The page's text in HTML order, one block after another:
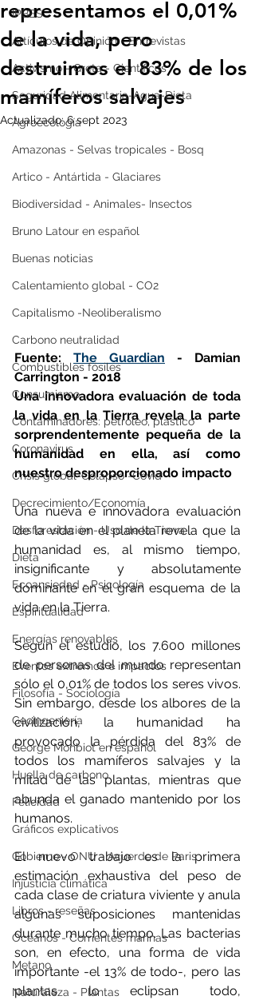
IPBES
Artículos de Opinión - Entrevistas
Activismo - Greta - Científicos
Seguridad Alimentaria-Agua-Dieta
Agroecología
Amazonas - Selvas tropicales - Bosq
Artico - Antártida - Glaciares
Biodiversidad - Animales- Insectos
Bruno Latour en español
Buenas noticias
Calentamiento global - CO2
Capitalismo -Neoliberalismo
Carbono neutralidad
Combustibles fósiles
Consumismo
Contaminadores: petróleo, plástico
Coronavirus
Crisis global-Colapso -Covid
Decrecimiento/Economía
Desforestación - Uso de la Tierra
Dieta
Ecoansiedad - Psicología
Espiritualidad
Energías renovables
Eventos extremos e impactos
Filosofía - Sociología
Geoingeniería
George Monbiot en español
Huella de carbono
Felicidad
Gráficos explicativos
Gobierno - ONU - Acuerdo de Paris
Injusticia climática
Libros - reseñas
Océanos - Corrientes marinas
Metano
Naturaleza - Plantas
representamos el 0,01%
de la vida, pero
destruimos el 83% de los
mamíferos salvajes
Actualizado:6 sept 2023
Fuente: The Guardian - Damian
Carrington - 2018
Una innovadora evaluación de toda
la vida en la Tierra revela la parte
sorprendentemente pequeña de la
humanidad en ella, así como
nuestro desproporcionado impacto
Una nueva e innovadora evaluación
de la vida en el planeta revela que la
humanidad es, al mismo tiempo,
insignificante y absolutamente
dominante en el gran esquema de la
vida en la Tierra.
Según el estudio, los 7.600 millones
de personas del mundo representan
sólo el 0,01% de todos los seres vivos.
Sin embargo, desde los albores de la
civilización, la humanidad ha
provocado la pérdida del 83% de
todos los mamíferos salvajes y la
mitad de las plantas, mientras que
abunda el ganado mantenido por los
humanos.
El nuevo trabajo es la primera
estimación exhaustiva del peso de
cada clase de criatura viviente y anula
algunas suposiciones mantenidas
durante mucho tiempo. Las bacterias
son, en efecto, una forma de vida
importante -el 13% de todo-, pero las
plantas lo eclipsan todo,